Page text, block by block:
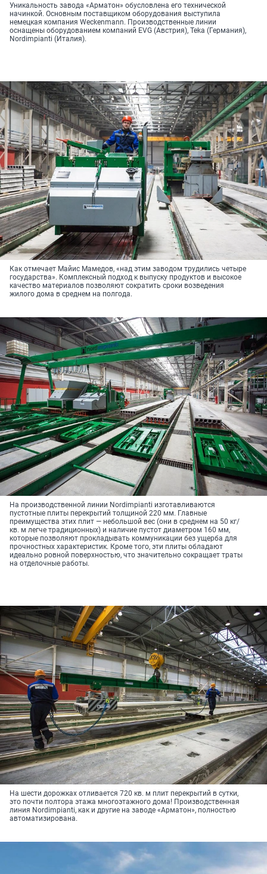
Уникальность завода «Арматон» обусловлена его технической
начинкой. Основным поставщиком оборудования выступила
немецкая компания Weckenmann. Производственные линии
оснащены оборудованием компаний EVG (Австрия), Teka (Германия),
Nordimpianti (Италия).
Как отмечает Майис Мамедов, «над этим заводом трудились четыре
государства». Комплексный подход к выпуску продуктов и высокое
качество материалов позволяют сократить сроки возведения
жилого дома в среднем на полгода.
На производственной линии Nordimpianti изготавливаются
пустотные плиты перекрытий толщиной 220 мм. Главные
преимущества этих плит — небольшой вес (они в среднем на 50 кг/
кв. м легче традиционных) и наличие пустот диаметром 160 мм,
которые позволяют прокладывать коммуникации без ущерба для
прочностных характеристик. Кроме того, эти плиты обладают
идеально ровной поверхностью, что значительно сокращает траты
на отделочные работы.
На шести дорожках отливается 720 кв. м плит перекрытий в сутки,
это почти полтора этажа многоэтажного дома! Производственная
линия Nordimpianti, как и другие на заводе «Арматон», полностью
автоматизирована.